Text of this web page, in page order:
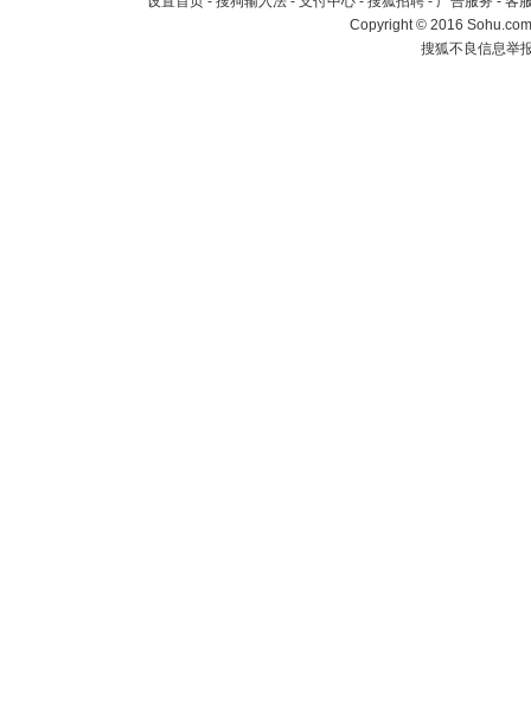
Copyright©2016
搜狐不良信息举